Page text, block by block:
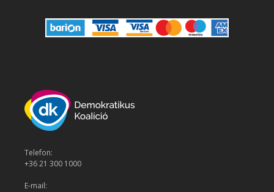
Telefon:
+36 21 300 1000
E-mail: